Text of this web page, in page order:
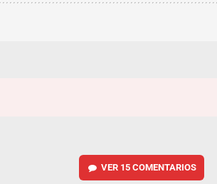
VER 15 COMENTARIOS